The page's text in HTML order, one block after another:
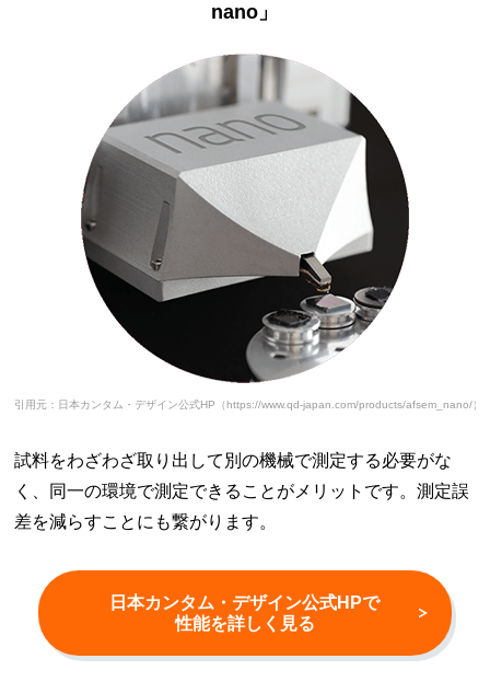
nano」
引用元：日本カンタム・デザイン公式HP（https://www.qd-japan.com/products/afsem_nano/）
試料をわざわざ取り出して別の機械で測定する必要がな
く、同一の環境で測定できることがメリットです。測定誤
差を減らすことにも繋がります。
日本カンタム・デザイン公式HPで
性能を詳しく見る